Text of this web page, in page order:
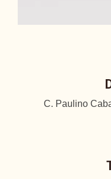
C. Paulino